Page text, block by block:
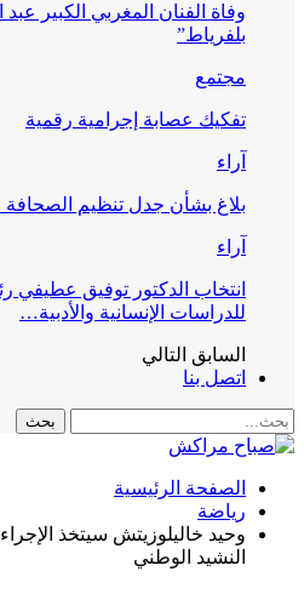
وفاة الفنان المغربي الكبير
بلفرياط”
مجتمع
تفكيك عصابة إجرامية رقمية
آراء
بلاغ بشأن جدل تنظيم الصحافة
آراء
انتخاب الدكتور توفيق عطيفي
للدراسات الإنسانية والأدبية…
السابق التالي
اتصل بنا
الصفحة الرئيسية
رياضة
وحيد خاليلوزيتش سيتخذ
النشيد الوطني